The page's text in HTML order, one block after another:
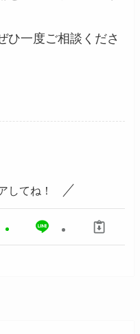
ひ一度ご相談くださ
してね！